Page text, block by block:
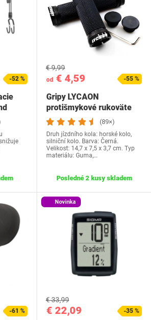
-52 % od € 4,59
€ 9,99
-55 %
Gripy LYCAON
protišmykové rukoväte
riadidiel, ergonomické…
(89×)
Druh jízdního kola: horské kolo,
silniční kolo. Barva: Černá.
Velikost: 14,7 x 7,5 x 3,7 cm. Typ
materiálu: Guma,…
Posledné 2 kusy skladem
-61 %
Novinka
€ 22,09
€ 33,99
-35 %